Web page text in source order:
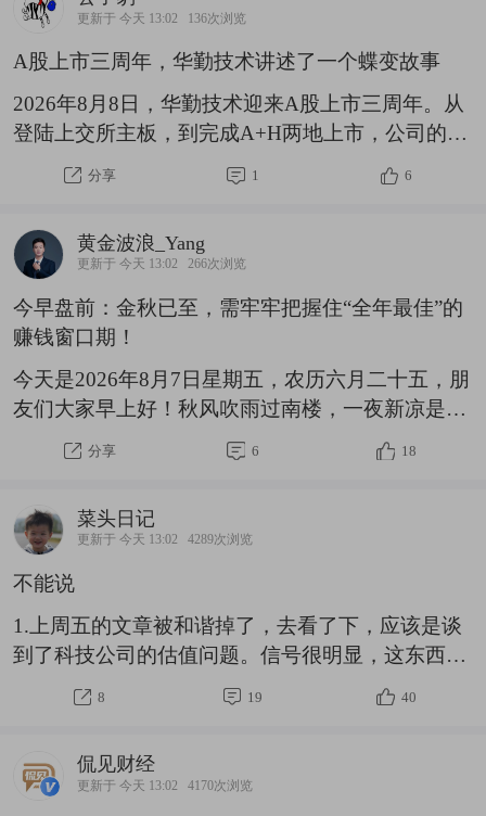
次更加辉煌。但最后一次，他没有再起来。遗书上
只有一句话：“我的一生是个失败。”每次重读《股
票大作手回忆录》，最让人脊背发凉的，不是他如
何精准预判市场、如何在绝境中逆转乾坤，而是一
个冰冷的事实：一个人可以成功一百次，但只要失
更新于 今天 13:02 136次浏览
A股上市三周年，华勤技术讲述了一个蝶变故事
2026年8月8日，华勤技术迎来A股上市三周年。从
登陆上交所主板，到完成A+H两地上市，公司的成
长答卷还是相当扎实的。回望2023年上市之初，华
勤已是全球消费电子ODM头部企业。上市时董事
股东、社会多方共赢。三年过去，这份承诺正在逐
步兑现。经营层面，公司营收从上市之初853亿元
增长至2025年1714亿元，实现营收翻倍；归母净利
润由27亿元提升至40.5亿元，增幅50%。过去三年
ROE均值15.71%，处于电子行业前列，盈利质量扎
实。市值从上市初期53
分享 1 6
黄金波浪_Yang
更新于 今天 13:02 266次浏览
今早盘前：金秋已至，需牢牢把握住“全年最佳”的
赚钱窗口期！
今天是2026年8月7日星期五，农历六月二十五，朋
友们大家早上好！秋风吹雨过南楼，一夜新凉是立
秋！暑气未消，秋意已至。春天如曲，夏天如歌，
秋天如诗！人生最美是清秋，看漫山红遍，层林尽
硕果累累的金秋时节已经到来！A股市场亦是如
此，今年的“秋冬两季”有望成为“全年最赚钱”的窗
口期，一波酣畅淋漓的“主升浪大行情”正在悄然酝
酿中！好饭不怕晚，做投资本就是以“时间换空
间”的过程，任何一个“尊重市场和时间”的投资者最
终都将获得市场和时间的奖赏！祝每一位股友，在
分享 6 18
菜头日记
更新于 今天 13:02 4289次浏览
不能说
1.上周五的文章被和谐掉了，去看了下，应该是谈
到了科技公司的估值问题。信号很明显，这东西不
让说。你们自己玩吧，以后我也不谈这玩意了。大
家也不要再问这玩意，我不会说。一定要给一个答
IPO发行价150.80元/股，8月10日申购。发行数量
只有4000万股，募资61亿，网上申购代码787836。
8 19 40
侃见财经
更新于 今天 13:02 4170次浏览